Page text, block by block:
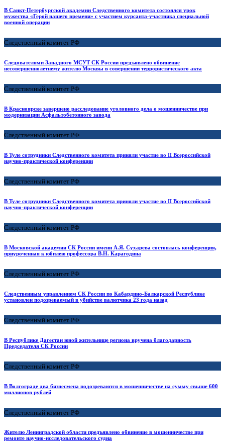
В Санкт-Петербургской академии Следственного комитета состоялся урок
мужества «Герой нашего времени» с участием курсанта-участника специальной
военной операции
Следственный комитет РФ
Следователями Западного МСУТ СК России предъявлено обвинение
несовершеннолетнему жителю Москвы в совершении террористического акта
Следственный комитет РФ
В Красноярске завершено расследование уголовного дела о мошенничестве при
модернизации Асфальтобетонного завода
Следственный комитет РФ
В Туле сотрудники Следственного комитета приняли участие во II Всероссийской
научно-практической конференции
Следственный комитет РФ
В Туле сотрудники Следственного комитета приняли участие во II Всероссийской
научно-практической конференции
Следственный комитет РФ
В Московской академии СК России имени А.Я. Сухарева состоялась конференция,
приуроченная к юбилею профессора В.Н. Карагодина
Следственный комитет РФ
Следственным управлением СК России по Кабардино-Балкарской Республике
установлен подозреваемый в убийстве валютчика 23 года назад
Следственный комитет РФ
В Республике Дагестан юной жительнице региона вручена благодарность
Председателя СК России
Следственный комитет РФ
В Волгограде два бизнесмена подозреваются в мошенничестве на сумму свыше 600
миллионов рублей
Следственный комитет РФ
Жителю Ленинградской области предъявлено обвинение в мошенничестве при
ремонте научно-исследовательского судна